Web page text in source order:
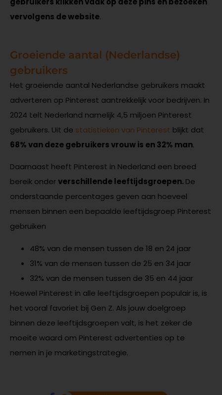
vervolgens de website.
Groeiende aantal (Nederlandse)
gebruikers
Het groeiende aantal Nederlandse gebruikers maakt
adverteren op Pinterest aantrekkelijk voor bedrijven. In
2024 telt Nederland namelijk 4,5 miljoen Pinterest
gebruikers. Uit de statistieken van Pinterest blijkt dat
68% van deze gebruikers vrouw is en 32% man.
Daarnaast heeft Pinterest in Nederland een breed
bereik onderverschillende leeftijdsgroepen.De
onderstaande percentages geven aan hoeveel
mensen binnen een bepaalde leeftijdsgroep Pinterest
gebruiken
48% van de mensen tussen de 18 en 24 jaar
31% van de mensen tussen de 25 en 34 jaar
32% van de mensen tussen de 35 en 44 jaar
Hoewel Pinterest in alle leeftijdsgroepen populair is, is
het vooral favoriet bij Gen Z. Als jouw doelgroep
binnen deze leeftijdsgroepen valt, is het zeker de
moeite waard om Pinterest advertenties op te
nemen in je marketingstrategie.